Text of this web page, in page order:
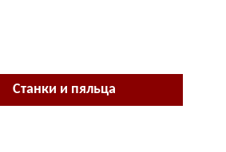
Станки и пяльца